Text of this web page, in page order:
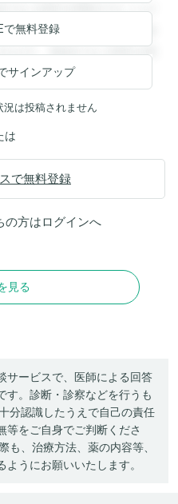
ると回答を閲覧することが
することができます。登録
ます。登録すると回答を閲
で無料登録
サインアップ
は投稿されません
は
で無料登録
の方はログインへ
見る
サービスで、医師による回答
す。診断・診察などを行うも
分認識したうえで自己の責任
等をご自身でご判断くださ
も、治療方法、薬の内容等、
うにお願いいたします。